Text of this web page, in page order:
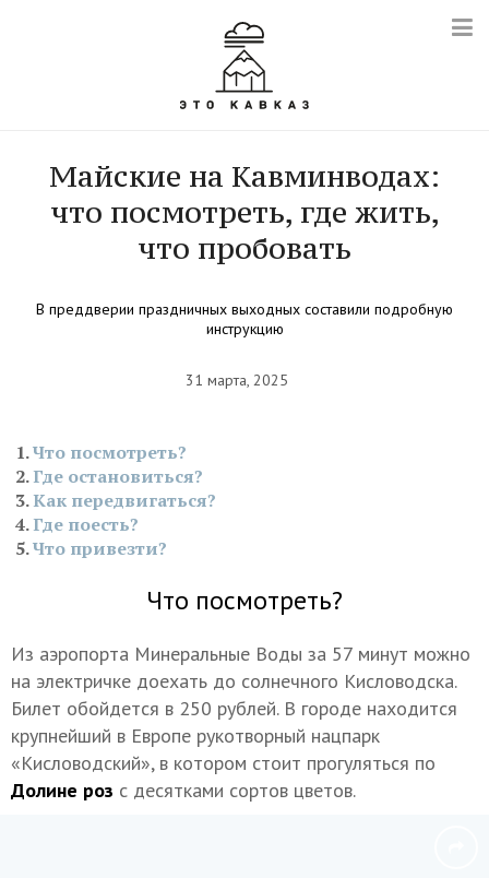
Майские на Кавминводах:
что посмотреть, где жить,
что пробовать
В преддверии праздничных выходных составили подробную
инструкцию
31 марта, 2025
Что посмотреть?
Где остановиться?
Как передвигаться?
Где поесть?
Что привезти?
Что посмотреть?
Из аэропорта Минеральные Воды за 57 минут можно
на электричке доехать до солнечного Кисловодска.
Билет обойдется в 250 рублей. В городе находится
крупнейший в Европе рукотворный нацпарк
«Кисловодский», в котором стоит прогуляться по
Долине роз с десятками сортов цветов.